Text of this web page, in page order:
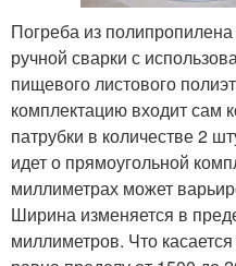
Погреба из
ручной сварки с
пищевого листового
комплектацию входит сам
патрубки в количестве 2
идет о прямоугольной
миллиметрах может
Ширина изменяется в
миллиметров. Что